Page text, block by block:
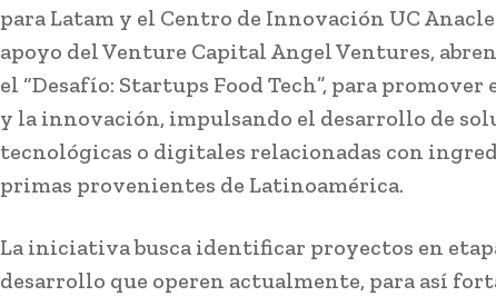
para Latam y el Centro de Innovación UC
apoyo del Venture Capital Angel Ventures,
el “Desafío: Startups Food Tech”, para
y la innovación, impulsando el desarrollo de
tecnológicas o digitales relacionadas con
primas provenientes de Latinoamérica.
La iniciativa busca identificar proyectos en
desarrollo que operen actualmente, para así